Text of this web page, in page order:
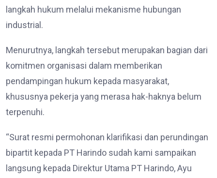
langkah hukum melalui mekanisme hubungan
industrial.
Menurutnya, langkah tersebut merupakan bagian dari
komitmen organisasi dalam memberikan
pendampingan hukum kepada masyarakat,
khususnya pekerja yang merasa hak-haknya belum
terpenuhi.
“Surat resmi permohonan klarifikasi dan perundingan
bipartit kepada PT Harindo sudah kami sampaikan
langsung kepada Direktur Utama PT Harindo, Ayu